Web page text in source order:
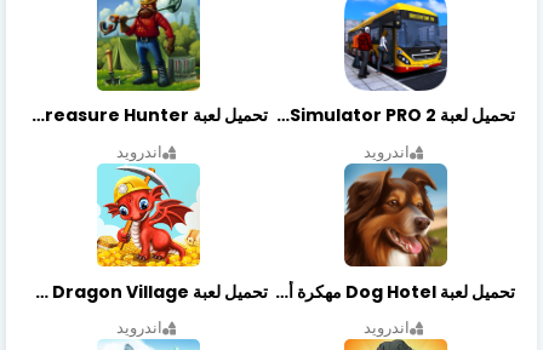
تحميل لعبة Bus Simulator PRO 2 مهكرة أخر إصدار
اندرويد
تحميل لعبة Treasure Hunter مهكرة أخر إصدار
اندرويد
تحميل لعبة Dog Hotel مهكرة أخر إصدار
اندرويد
تحميل لعبة Dragon Village مهكرة أخر إصدار
اندرويد